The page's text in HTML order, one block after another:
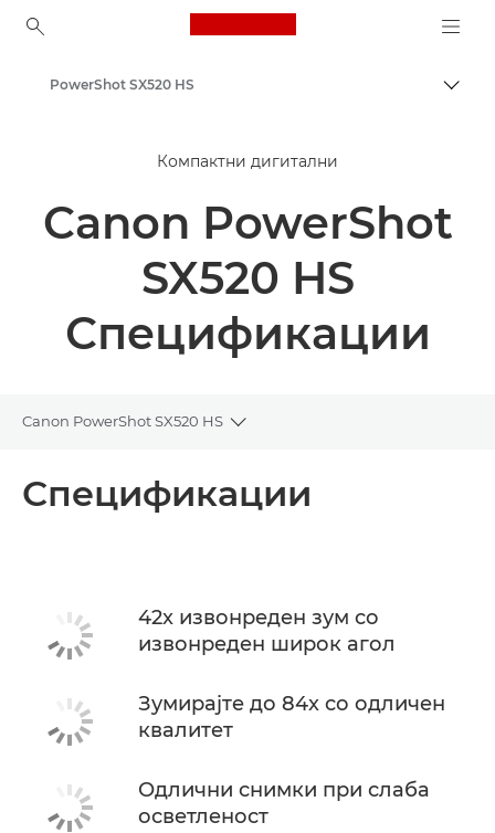
Canon Logo, back to
PowerShot SX520 HS
Компактни дигитални
Canon PowerShot
SX520 HS
Спецификации
Canon PowerShot SX520 HS
Toggle breadcrumbs
Спецификации
42x извонреден зум со
извонреден широк агол
Зумирајте до 84x со одличен
квалитет
Одлични снимки при слаба
осветленост